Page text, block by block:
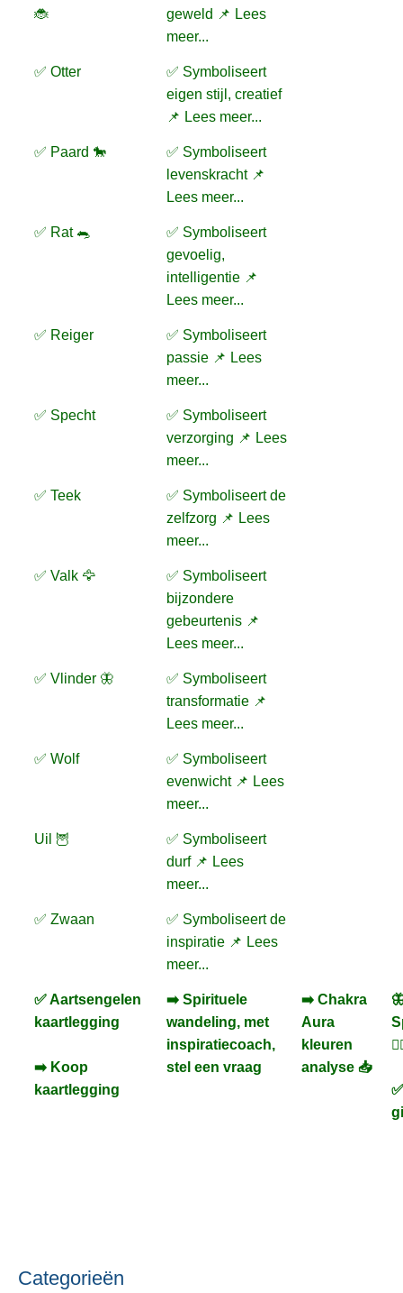
🐞
geweld 📌 Lees
meer...
✅ Otter
✅ Symboliseert
eigen stijl, creatief
📌 Lees meer...
✅ Paard 🐎
✅ Symboliseert
levenskracht 📌
Lees meer...
✅ Rat 🐀
✅ Symboliseert
gevoelig,
intelligentie 📌
Lees meer...
✅ Reiger
✅ Symboliseert
passie 📌 Lees
meer...
✅ Specht
✅ Symboliseert
verzorging 📌 Lees
meer...
✅ Teek
✅ Symboliseert de
zelfzorg 📌 Lees
meer...
✅ Valk 🦅
✅ Symboliseert
bijzondere
gebeurtenis 📌
Lees meer...
✅ Vlinder 🦋
✅ Symboliseert
transformatie 📌
Lees meer...
✅ Wolf
✅ Symboliseert
evenwicht 📌 Lees
meer...
Uil 🦉
✅ Symboliseert
durf 📌 Lees
meer...
✅ Zwaan
✅ Symboliseert de
inspiratie 📌 Lees
meer...
✅ Aartsengelen
kaartlegging
➡️ Koop
kaartlegging
➡️ Spirituele
wandeling, met
inspiratiecoach,
stel een vraag
➡️ Chakra
Aura
kleuren
analyse 📥
Categorieën
C
O